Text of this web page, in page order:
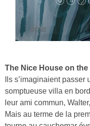
The Nice House on the
Ils s’imaginaient
somptueuse villa en
leur ami commun,
Mais au terme de la